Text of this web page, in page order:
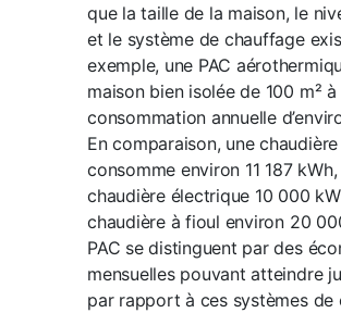
que la taille de la maison, le
et le système de chauffage
exemple, une PAC
maison bien isolée de 100 m² à
consommation annuelle
En comparaison, une
consomme environ 11 187 kWh,
chaudière électrique 10 000
chaudière à fioul environ 20
PAC se distinguent par des
mensuelles pouvant atteindre
par rapport à ces systèmes de